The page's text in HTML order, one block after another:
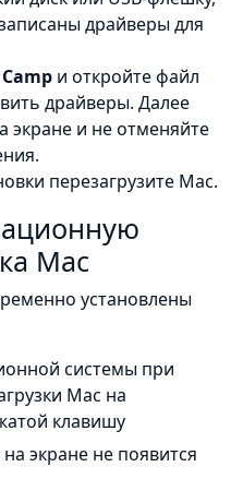
драйверы для
и откройте файл
драйверы. Далее
экране и не отменяйте
перезагрузите Mac.
Mac
установлены
системы при
Mac на
клавишу
экране не появится